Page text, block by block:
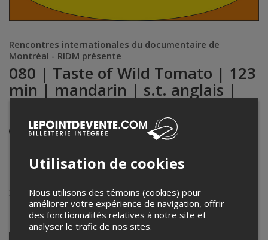
Rencontres internationales du documentaire de
Montréal - RIDM présente
080 | Taste of Wild Tomato | 123
min | mandarin | s.t. anglais |
Événement en personne
20h45 – 22h45 / Entrée: 20h15
335, boul. De Maisonneuve Est, Montréal,QC,Canada
Partagez cet événement
Twitter
Utilisation de cookies
Nous utilisons des témoins (cookies) pour
améliorer votre expérience de navigation, offrir
des fonctionnalités relatives à notre site et
analyser le trafic de nos sites.